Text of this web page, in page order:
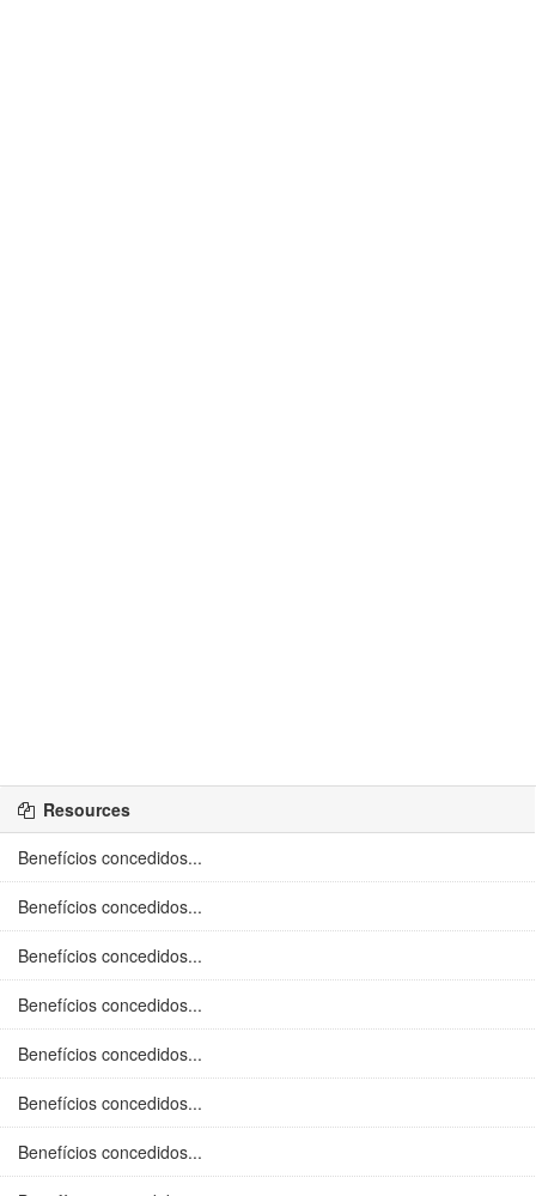
Resources
Benefícios concedidos...
Benefícios concedidos...
Benefícios concedidos...
Benefícios concedidos...
Benefícios concedidos...
Benefícios concedidos...
Benefícios concedidos...